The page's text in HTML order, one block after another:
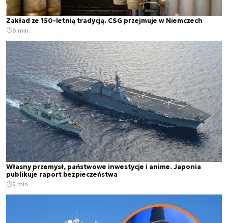
Zakład ze 150-letnią tradycją. CSG przejmuje w Niemczech
6 min.
Własny przemysł, państwowe inwestycje i anime. Japonia
publikuje raport bezpieczeństwa
5 min.